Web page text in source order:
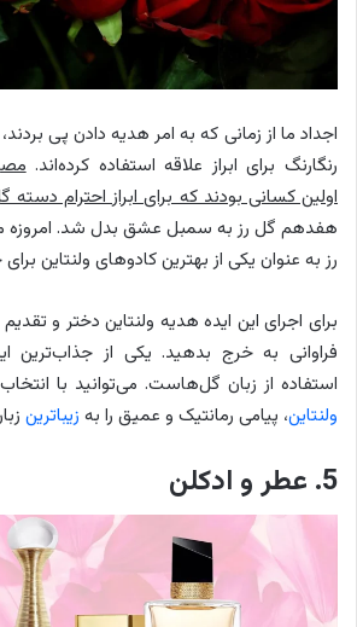
اجداد ما از زمانی که به امر هدیه دادن پی
رنگارنگ برای ابراز علاقه استفاده کرده‌اند.
اولین کسانی بودند که برای ابراز احترام
هفدهم گل رز به سمبل عشق بدل شد. امروزه
رز به عنوان یکی از بهترین کادوهای ولنتاین
برای اجرای این ایده هدیه ولنتاین دختر و
فراوانی به خرج بدهید. یکی از جذاب‌ترین
استفاده از زبان گل‌هاست. می‌توانید با
ولنتاین، پیامی رمانتیک و عمیق را به زیباترین
5. عطر و ادکلن